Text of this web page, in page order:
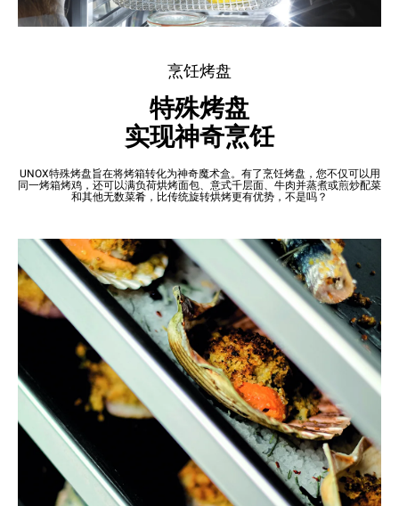
烹饪烤盘
特殊烤盘
实现神奇烹饪
UNOX特殊烤盘旨在将烤箱转化为神奇魔术盒。有了烹饪烤盘，您不仅可以用
同一烤箱烤鸡，还可以满负荷烘烤面包、意式千层面、牛肉并蒸煮或煎炒配菜
和其他无数菜肴，比传统旋转烘烤更有优势，不是吗？